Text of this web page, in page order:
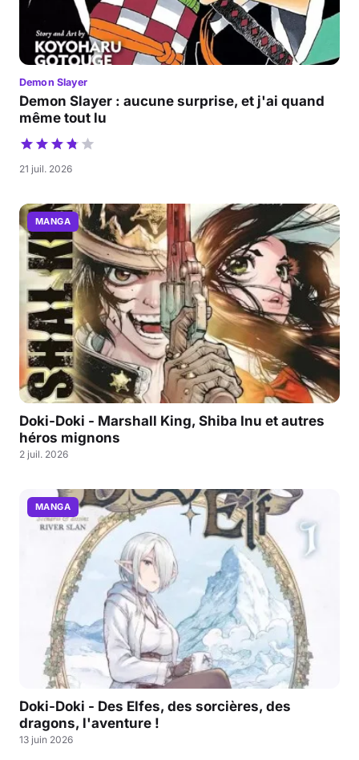
Demon Slayer
Demon Slayer : aucune surprise, et j'ai quand
même tout lu
21 juil. 2026
MANGA
Doki-Doki - Marshall King, Shiba Inu et autres
héros mignons
2 juil. 2026
MANGA
Doki-Doki - Des Elfes, des sorcières, des
dragons, l'aventure !
13 juin 2026